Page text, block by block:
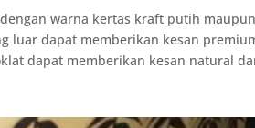
warna kertas kraft putih maupun
luar dapat memberikan kesan
dapat memberikan kesan natural